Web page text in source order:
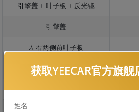
引擎盖 + 叶子板 + 反光镜
引擎盖
左右两侧前叶子板
反光镜
后保险杠
获取YEECAR官方旗
姓名